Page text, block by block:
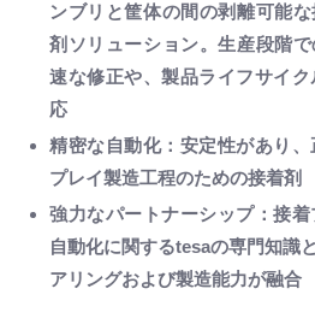
ンブリと筐体の間の剥離可能
剤ソリューション。生産段階
速な修正や、製品ライフサイ
応
精密な自動化：安定性があり
プレイ製造工程のための接着剤
強力なパートナーシップ：接
自動化に関するtesaの専門知識
アリングおよび製造能力が融合